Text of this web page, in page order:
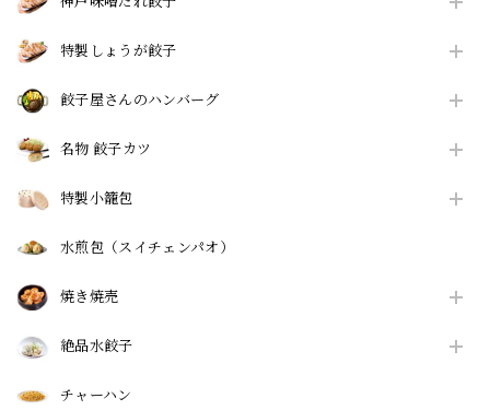
特製しょうが餃子
餃子屋さんのハンバーグ
名物 餃子カツ
特製小籠包
水煎包（スイチェンパオ）
焼き焼売
絶品水餃子
チャーハン